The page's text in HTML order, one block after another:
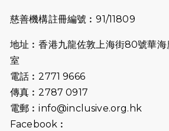
🌟
2025-06-15
會及愛。匯聚商龍
2025-06-09
《猛龍傳之誰怕誰
慈善機構註冊編號︰91/11809
地址︰香港九龍佐敦上海街80號華海
室
電話︰2771 9666
傳真︰2787 0917
電郵︰info@inclusive.org.hk
Facebook︰